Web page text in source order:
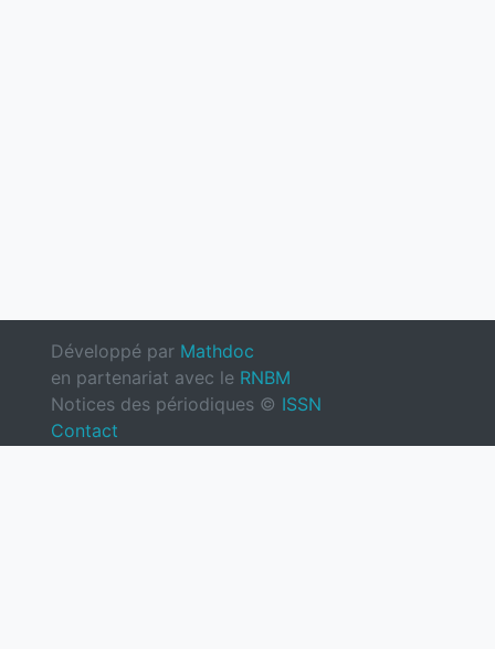
Développé par Mathdoc
en partenariat avec le RNBM
Notices des périodiques © ISSN
Contact